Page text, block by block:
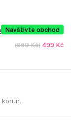
Navštivte obchod
(960 Kč) 499 Kč